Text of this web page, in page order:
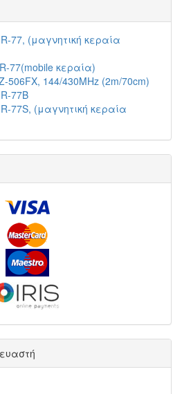
77, (μαγνητική κεραία
77(mobile κεραία)
506FX, 144/430MHz (2m/70cm)
77B
77S, (μαγνητική κεραία